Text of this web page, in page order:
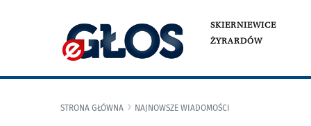
SKIERNIEWICE
ŻYRARDÓW
STRONA GŁÓWNA NAJNOWSZE WIADOMOŚCI